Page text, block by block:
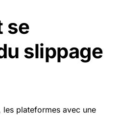
se
slippage
les plateformes avec une